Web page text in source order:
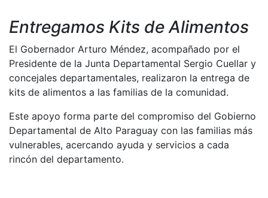
Entregamos Kits de Alimentos
El Gobernador Arturo Méndez, acompañado por el
Presidente de la Junta Departamental Sergio Cuellar y
concejales departamentales, realizaron la entrega de
kits de alimentos a las familias de la comunidad.
Este apoyo forma parte del compromiso del Gobierno
Departamental de Alto Paraguay con las familias más
vulnerables, acercando ayuda y servicios a cada
rincón del departamento.